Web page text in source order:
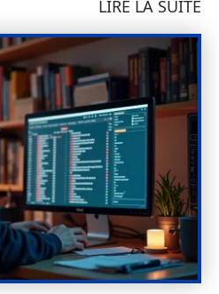
LIRE LA SUITE